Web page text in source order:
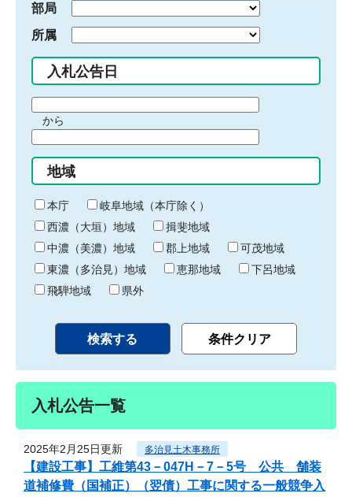
部局
所属
入札公告日
間
始
り
から
間
終
わ
り
地域
本庁
岐阜地域（本庁除く）
西濃（大垣）地域
揖斐地域
中濃（美濃）地域
郡上地域
可茂地域
東濃（多治見）地域
恵那地域
下呂地域
飛騨地域
県外
入札公告一覧
2025年2月25日更新 多治見土木事務所
【建設工事】工維第43－047H－7－5号 公共 舗装
道補修費（国補正）（翌債）工事に関する一般競争入